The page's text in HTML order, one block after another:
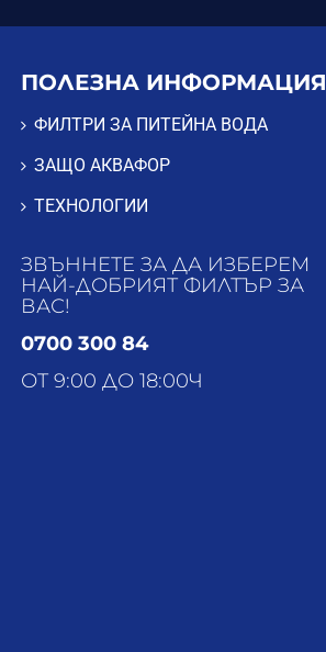
ПОЛЕЗНА ИНФОРМАЦИЯ
ФИЛТРИ ЗА ПИТЕЙНА ВОДА
ЗАЩО АКВАФОР
ТЕХНОЛОГИИ
ЗВЪННЕТЕ ЗА ДА ИЗБЕРЕМ
НАЙ-ДОБРИЯТ ФИЛТЪР ЗА
ВАС!
0700 300 84
ОТ 9:00 ДО 18:00Ч